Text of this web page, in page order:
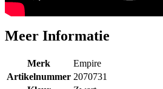
Meer Informatie
Artikelnummer
2070731
Kleur
Zwart